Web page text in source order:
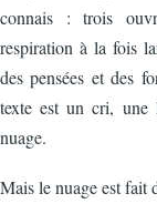
connais : trois
respiration à la fois
des pensées et des
texte est un cri, une
nuage.
Mais le nuage est fait